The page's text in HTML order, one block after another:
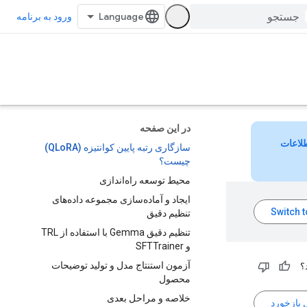
ورود به برنامه
در این صفحه
سازگاری رتبه پایین کوانتیزه (QLoRA)
چیست؟
محیط توسعه راه‌اندازی
ایجاد و آماده‌سازی مجموعه داده‌های
تنظیم دقیق
تنظیم دقیق Gemma با استفاده از TRL
و SFTTrainer
آزمون استنتاج مدل و تولید توضیحات
محصول
خلاصه و مراحل بعدی
بازخورد